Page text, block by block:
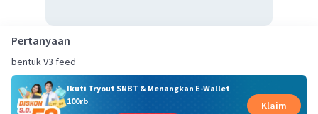
Pertanyaan
bentuk V3 feed
Ikuti Tryout SNBT & Menangkan E-Wallet
100rb
Klaim